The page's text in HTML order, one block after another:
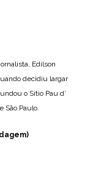
Edilson
decidiu largar
o Sítio Pau d’
São Paulo.